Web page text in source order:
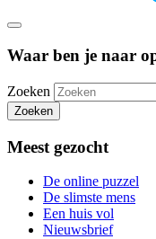
Waar ben je naar
Zoeken
Zoeken
Meest gezocht
De online puzzel
De slimste mens
Een huis vol
Nieuwsbrief